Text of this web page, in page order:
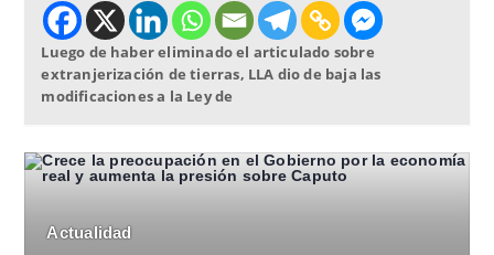
Luego de haber eliminado el articulado sobre
extranjerización de tierras, LLA dio de baja las
modificaciones a la Ley de
Actualidad